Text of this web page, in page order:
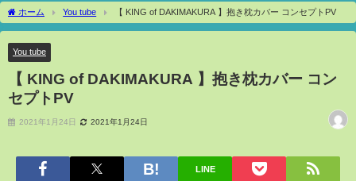
ホーム You tube 【 KING of DAKIMAKURA 】抱き枕カバー コンセプトPV
You tube
【 KING of DAKIMAKURA 】抱き枕カバー コン
セプトPV
2021年1月24日 2021年1月24日
LINE